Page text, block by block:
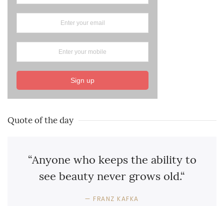
Sign up
Quote of the day
“Anyone who keeps the ability to
see beauty never grows old.“
FRANZ KAFKA